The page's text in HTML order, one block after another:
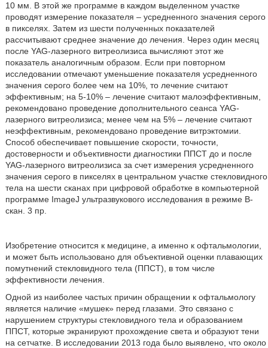
10 мм. В этой же программе в каждом выделенном участке
проводят измерение показателя – усредненного значения серого
в пикселях. Затем из шести полученных показателей
рассчитывают среднее значение до лечения. Через один месяц
после YAG-лазерного витреолизиса вычисляют этот же
показатель аналогичным образом. Если при повторном
исследовании отмечают уменьшение показателя усредненного
значения серого более чем на 10%, то лечение считают
эффективным; на 5-10% – лечение считают малоэффективным,
рекомендовано проведение дополнительного сеанса YAG-
лазерного витреолизиса; менее чем на 5% – лечение считают
неэффективным, рекомендовано проведение витрэктомии.
Способ обеспечивает повышение скорости, точности,
достоверности и объективности диагностики ППСТ до и после
YAG-лазерного витреолизиса за счет измерения усредненного
значения серого в пикселях в центральном участке стекловидного
тела на шести сканах при цифровой обработке в компьютерной
программе ImageJ ультразвукового исследования в режиме В-
скан. 3 пр.
Изобретение относится к медицине, а именно к офтальмологии,
и может быть использовано для объективной оценки плавающих
помутнений стекловидного тела (ППСТ), в том числе
эффективности лечения.
Одной из наиболее частых причин обращении к офтальмологу
является наличие «мушек» перед глазами. Это связано с
нарушением структуры стекловидного тела и образованием
ППСТ, которые экранируют прохождение света и образуют тени
на сетчатке. В исследовании 2013 года было выявлено, что около